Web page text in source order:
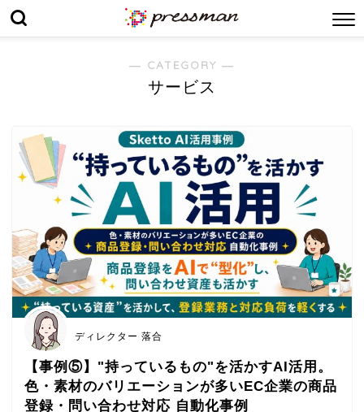
― CATEGORY ―
サービス
ディレクター 落合
【事例⑤】"持っているもの"を活かすAI活用。
色・素材のバリエーションが多いEC企業の商品
登録・問い合わせ対応 自動化事例